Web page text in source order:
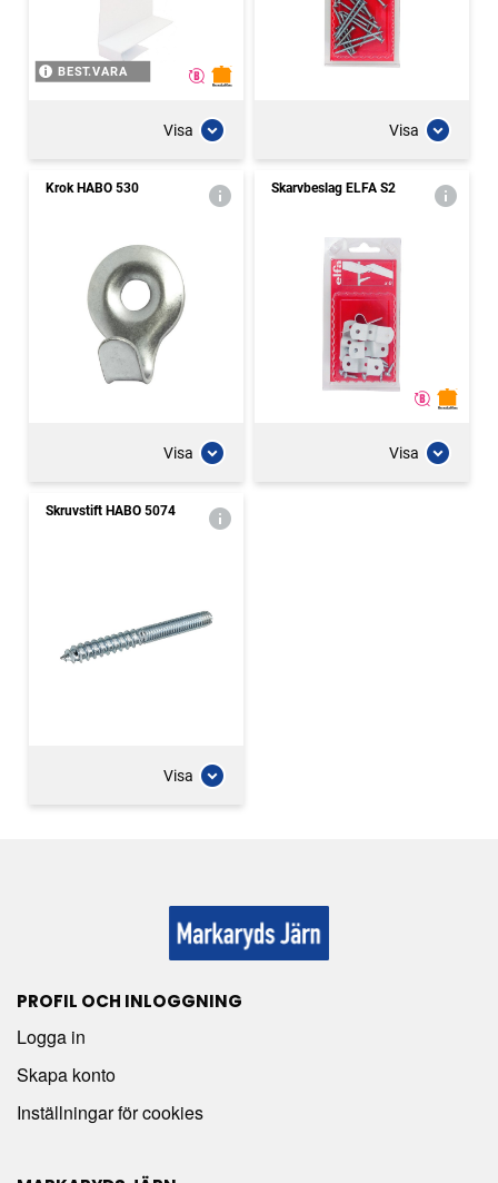
BEST.VARA
Visa Visa
Krok HABO 530
Visa
Skarvbeslag ELFA S2
Visa
Skruvstift HABO 5074
Visa
PROFIL OCH INLOGGNING
Logga in
Skapa konto
Inställningar för cookies